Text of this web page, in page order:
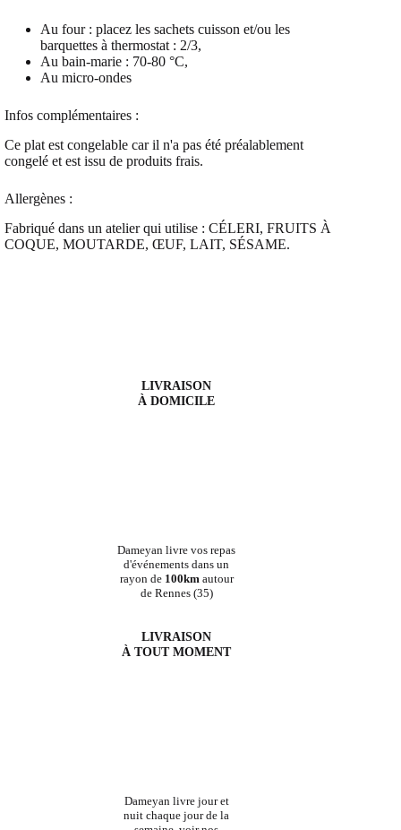
Au four : placez les sachets cuisson et/ou les
barquettes à thermostat : 2/3,
Au bain-marie : 70-80 °C,
Au micro-ondes
Infos complémentaires :
Ce plat est congelable car il n'a pas été préalablement
congelé et est issu de produits frais.
Allergènes :
Fabriqué dans un atelier qui utilise : CÉLERI, FRUITS À
COQUE, MOUTARDE, ŒUF, LAIT, SÉSAME.
LIVRAISON
À DOMICILE
Dameyan livre vos repas
d'événements dans un
rayon de 100km autour
de Rennes (35)
LIVRAISON
À TOUT MOMENT
Dameyan livre jour et
nuit chaque jour de la